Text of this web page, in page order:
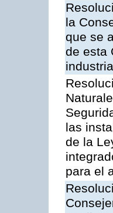
la
que se
de esta
las
de la
para el